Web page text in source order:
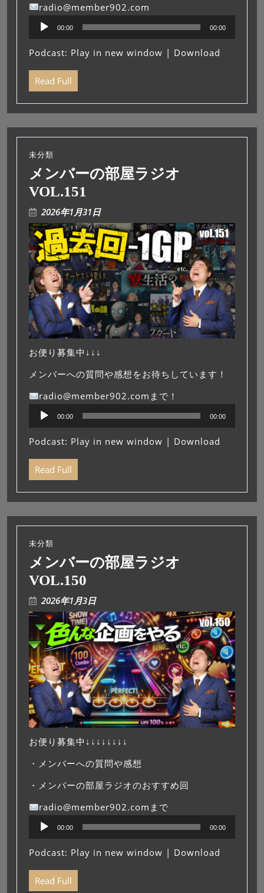
radio@member902.com
プ
レ
ー
ヤ
00:00 00:00
Podcast: Play in new window | Download
Read Full
未分類
メンバーの部屋ラジオ
VOL.151
2026年1月31日
お便り募集中↓↓↓
メンバーへの質問や感想をお待ちしています！
radio@member902.comまで！
プ
ー
ヤ
00:00 00:00
Podcast: Play in new window | Download
Read Full
未分類
メンバーの部屋ラジオ
VOL.150
2026年1月3日
お便り募集中↓↓↓↓↓↓↓↓
・メンバーへの質問や感想
・メンバーの部屋ラジオのおすすめ回
radio@member902.comまで
プ
ー
ヤ
00:00 00:00
Podcast: Play in new window | Download
Read Full